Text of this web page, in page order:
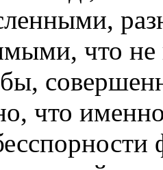
что не
бы,
что